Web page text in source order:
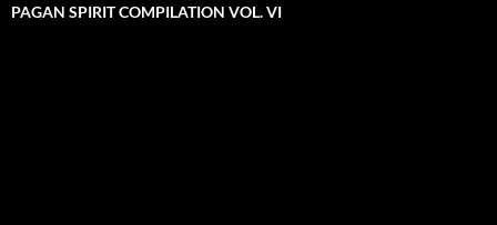
PAGAN SPIRIT COMPILATION VOL. VI